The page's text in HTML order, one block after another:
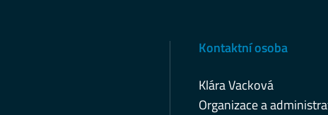
Kontaktní osoba
Klára Vacková
Organizace a